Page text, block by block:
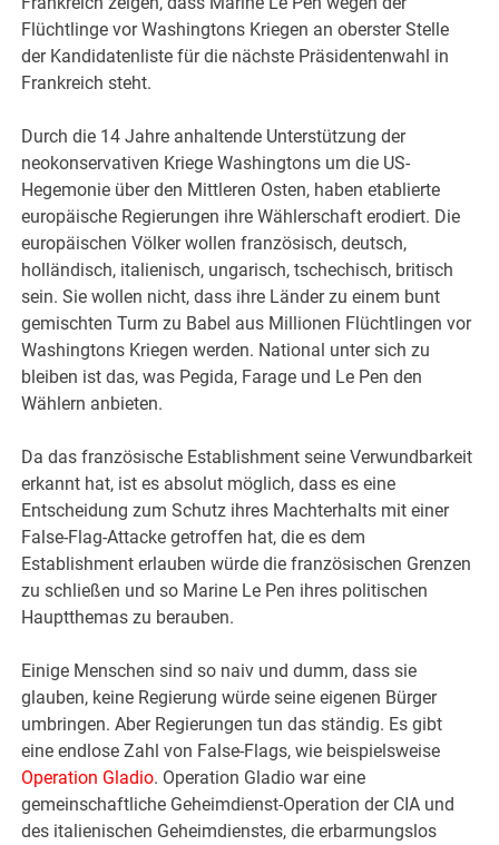
Flüchtlinge vor Washingtons Kriegen an oberster Stelle
der Kandidatenliste für die nächste Präsidentenwahl in
Frankreich steht.
Durch die 14 Jahre anhaltende Unterstützung der
neokonservativen Kriege Washingtons um die US-
Hegemonie über den Mittleren Osten, haben etablierte
europäische Regierungen ihre Wählerschaft erodiert. Die
europäischen Völker wollen französisch, deutsch,
holländisch, italienisch, ungarisch, tschechisch, britisch
sein. Sie wollen nicht, dass ihre Länder zu einem bunt
gemischten Turm zu Babel aus Millionen Flüchtlingen vor
Washingtons Kriegen werden. National unter sich zu
bleiben ist das, was Pegida, Farage und Le Pen den
Wählern anbieten.
Da das französische Establishment seine Verwundbarkeit
erkannt hat, ist es absolut möglich, dass es eine
Entscheidung zum Schutz ihres Machterhalts mit einer
False-Flag-Attacke getroffen hat, die es dem
Establishment erlauben würde die französischen Grenzen
zu schließen und so Marine Le Pen ihres politischen
Hauptthemas zu berauben.
Einige Menschen sind so naiv und dumm, dass sie
glauben, keine Regierung würde seine eigenen Bürger
umbringen. Aber Regierungen tun das ständig. Es gibt
eine endlose Zahl von False-Flags, wie beispielsweise
Operation Gladio. Operation Gladio war eine
gemeinschaftliche Geheimdienst-Operation der CIA und
des italienischen Geheimdienstes, die erbarmungslos